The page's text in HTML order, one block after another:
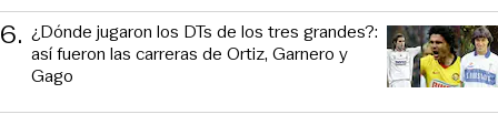
6. ¿Dónde jugaron los DTs de los tres grandes?:
así fueron las carreras de Ortiz, Garnero y
Gago